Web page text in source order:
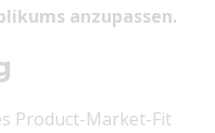
anzupassen.
Product-Market-Fit